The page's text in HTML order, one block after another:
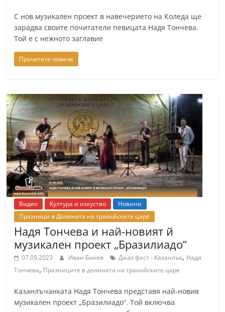
б
л
с
т
а
а
З
а
г
о
р
а
–
k
a
a
С нов музикален проект в навечерието на Коледа ще
зарадва своите почитатели певицата Надя Тончева.
Той е с нежното заглавие
Прочетете повече
Видео Култура и изкуство
Новини
Празници в Долината на тракийските царе
Надя Тончева и най-новият й
музикален проект „Бразилиадо“
07.09.2023 Иван Бонев Джаз фест - Казанлък, Надя
Тончева, Празниците в долината на тракийските царе
Казанлъчанката Надя Тончева представя най-новия
музикален проект „Бразилиадо“. Той включва